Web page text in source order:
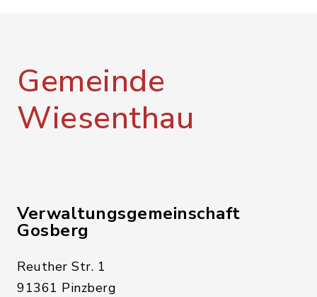
Gemeinde
Wiesenthau
Verwaltungsgemeinschaft
Gosberg
Reuther Str. 1
91361 Pinzberg